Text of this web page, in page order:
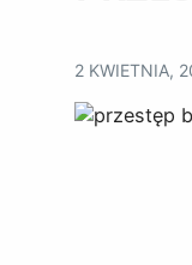
2 KWIETNIA,